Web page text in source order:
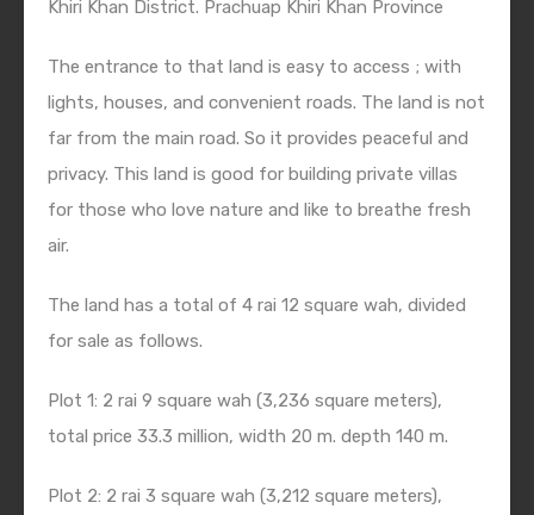
Khiri Khan District. Prachuap Khiri Khan Province
The entrance to that land is easy to access ; with
lights, houses, and convenient roads. The land is not
far from the main road. So it provides peaceful and
privacy. This land is good for building private villas
for those who love nature and like to breathe fresh
air.
The land has a total of 4 rai 12 square wah, divided
for sale as follows.
Plot 1: 2 rai 9 square wah (3,236 square meters),
total price 33.3 million, width 20 m. depth 140 m.
Plot 2: 2 rai 3 square wah (3,212 square meters),